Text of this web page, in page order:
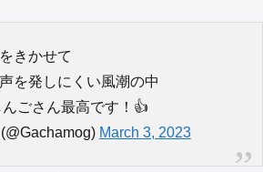
きかせて
を発しにくい風潮の中
ごさん最高です！👍
March 3, 2023